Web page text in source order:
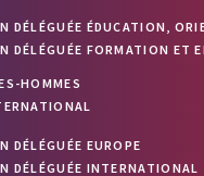
DÉLÉGUÉE ÉDUCATION,
DÉLÉGUÉE FORMATION ET
HOMMES
DÉLÉGUÉE EUROPE
DÉLÉGUÉE INTERNATIONAL